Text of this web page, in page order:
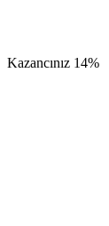
Kazancınız 14%